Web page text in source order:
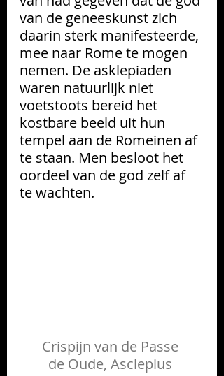
van de geneeskunst zich
daarin sterk manifesteerde,
mee naar Rome te mogen
nemen. De asklepiaden
waren natuurlijk niet
voetstoots bereid het
kostbare beeld uit hun
tempel aan de Romeinen af
te staan. Men besloot het
oordeel van de god zelf af
te wachten.
Crispijn van de Passe
de Oude, Asclepius